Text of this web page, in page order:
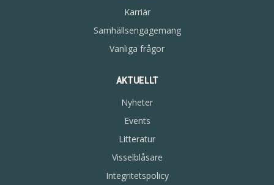
Karriär
Samhällsengagemang
Vanliga frågor
AKTUELLT
Nyheter
Events
Litteratur
Visselblåsare
Integritetspolicy